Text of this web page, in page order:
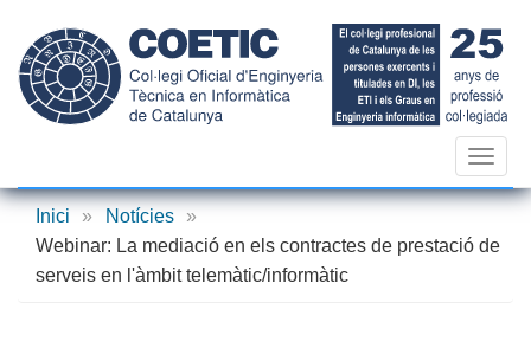
contingut
Inici
» Notícies
»
Webinar: La mediació en els contractes de prestació de
serveis en l'àmbit telemàtic/informàtic